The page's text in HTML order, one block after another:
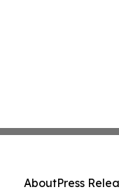
AboutPress